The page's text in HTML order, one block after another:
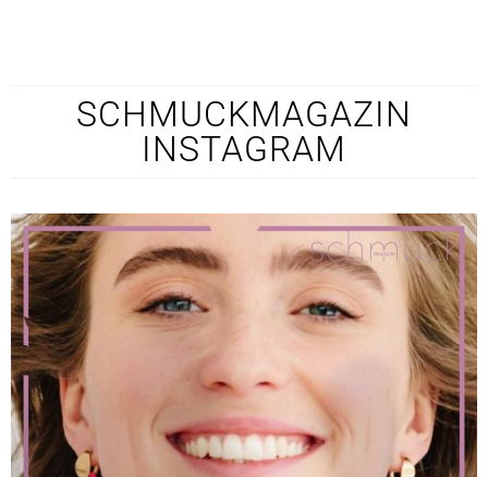
SCHMUCKMAGAZIN
INSTAGRAM